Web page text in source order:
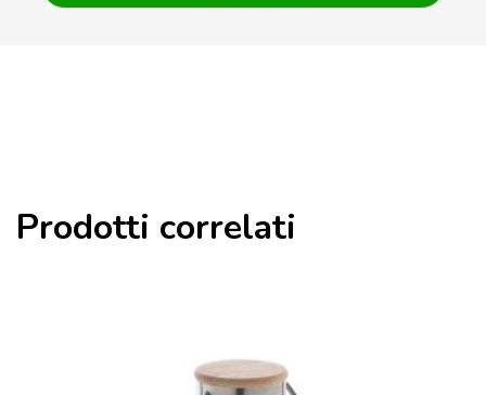
Prodotti correlati